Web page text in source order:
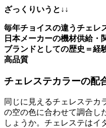
ざっくりいうと↓↓
毎年チョイスの違うチェレ
日本メーカーの機材供給・
ブランドとしての歴史＝経
高品質
チェレステカラーの配
同じに見えるチェレステカ
の空の色に合わせて調合し
しょうか。チェレステはイ